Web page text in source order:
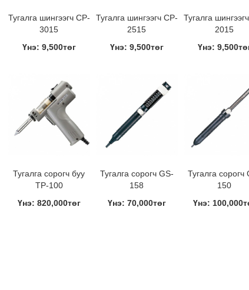
Тугалга шингээгч CP-
3015
Үнэ: 9,500төг
Тугалга шингээгч CP-
2515
Үнэ: 9,500төг
Тугалга
2015
Үнэ:
Тугалга сорогч буу
TP-100
Үнэ: 820,000төг
Тугалга сорогч GS-
158
Үнэ: 70,000төг
Тугалга сорогч
150
Үнэ: